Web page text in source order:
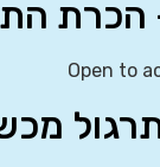
Open to